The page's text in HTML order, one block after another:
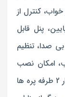
کنترل از
پنل قابل
صدا، تنظیم
امکان نصب
قابل تغییر، عملکرد بسیار قوی، نوسان خودکار 2 طرفه پره ها